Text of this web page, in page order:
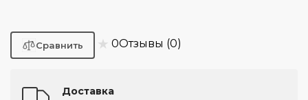
★ 0Отзывы (0)
Доставка